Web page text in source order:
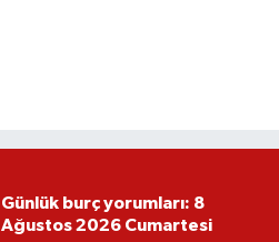
Günlük burç yorumları: 8
Ağustos 2026 Cumartesi